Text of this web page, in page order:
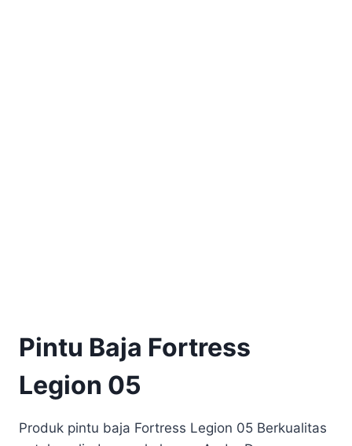
Pintu Baja Fortress
Legion 05
Produk pintu baja Fortress Legion 05 Berkualitas